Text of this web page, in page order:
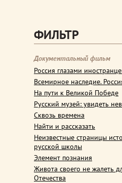
ФИЛЬТР
Документальный фильм
Россия глазами
Всемирное наследие.
На пути к Великой Победе
Русский музей: увидеть
Сквозь времена
Найти и рассказать
Неизвестные страницы
русской школы
Элемент познания
Живота своего не жалеть
Отечества